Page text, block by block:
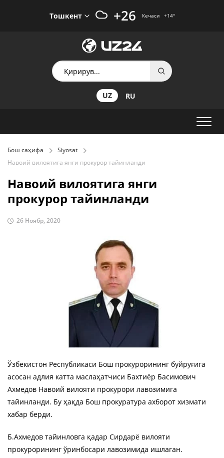
Тошкент +26 Кечаси +14°
UZ RU
Бош саҳифа
Siyosat
Навоий вилоятига янги прокурор тайинланди
Навоий вилоятига янги
прокурор тайинланди
26 Ноябр, 2020
Ўзбекистон Республикаси Бош прокурорининг буйруғига
асосан адлия катта маслаҳатчиси Бахтиёр Басимович
Ахмедов Навоий вилояти прокурори лавозимига
тайинланди. Бу ҳақда Бош прокуратура ахборот хизмати
хабар берди.
Б.Ахмедов тайинловга қадар Сирдарё вилояти
прокурорининг ўринбосари лавозимида ишлаган.